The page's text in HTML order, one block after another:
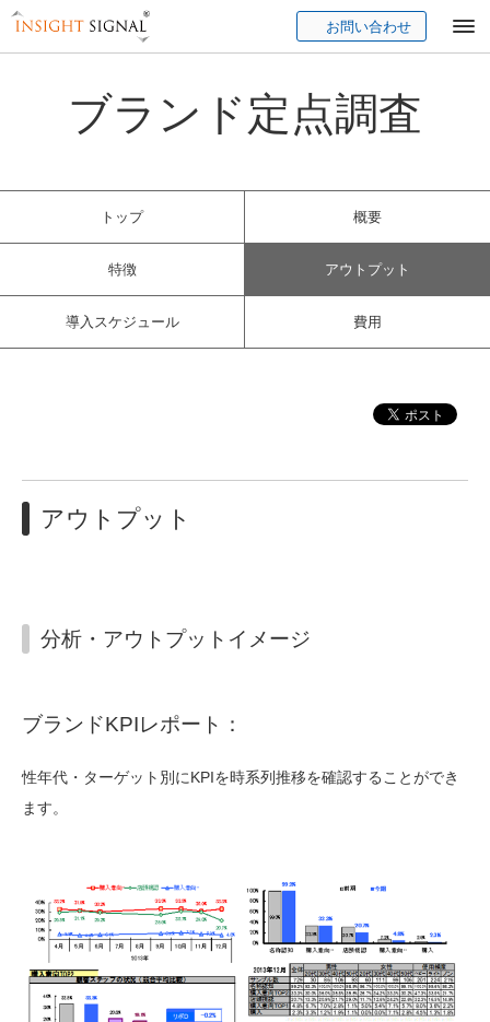
Insight Signal
お問い合わせ
ブランド定点調査
トップ 概要
特徴 アウトプット
導入スケジュール 費用
アウトプット
分析・アウトプットイメージ
ブランドKPIレポート：
性年代・ターゲット別にKPIを時系列推移を確認することができ
ます。